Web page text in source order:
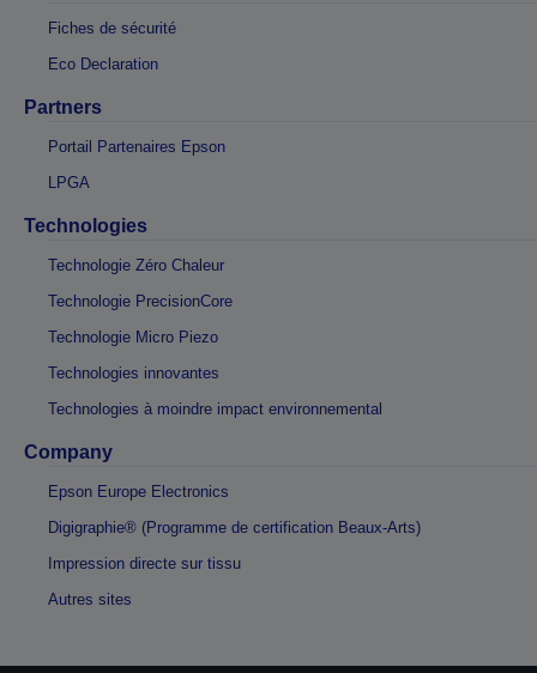
Fiches de sécurité
Eco Declaration
Partners
Portail Partenaires Epson
LPGA
Technologies
Technologie Zéro Chaleur
Technologie PrecisionCore
Technologie Micro Piezo
Technologies innovantes
Technologies à moindre impact environnemental
Company
Epson Europe Electronics
Digigraphie® (Programme de certification Beaux-Arts)
Impression directe sur tissu
Autres sites